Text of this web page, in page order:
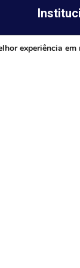
experiência